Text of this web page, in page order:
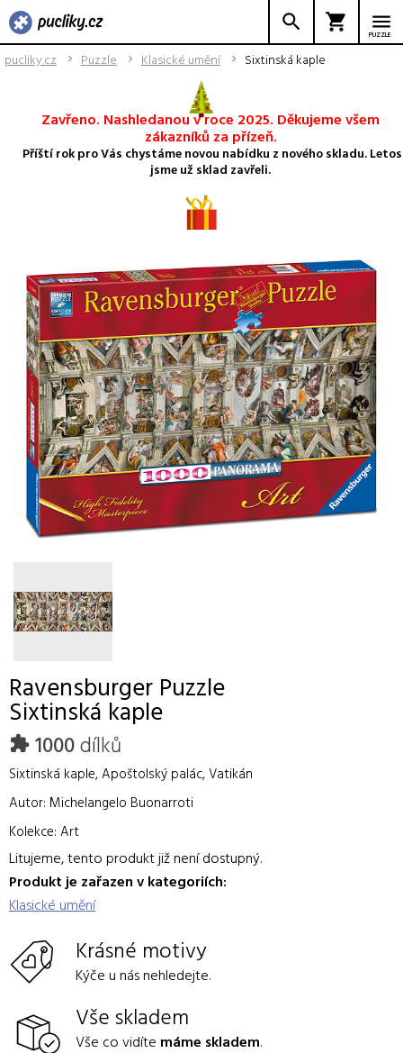
PUZZLE
pucliky.cz Puzzle Klasické umění Sixtinská kaple
Zavřeno. Nashledanou v roce 2025. Děkujeme všem
zákazníků za přízeň.
Příští rok pro Vás chystáme novou nabídku z nového skladu. Letos
jsme už sklad zavřeli.
Ravensburger Puzzle
Sixtinská kaple
1000dílků
Sixtinská kaple, Apoštolský palác, Vatikán
Autor: Michelangelo Buonarroti
Kolekce: Art
Litujeme, tento produkt již není dostupný.
Produkt je zařazen v kategoriích:
Klasické umění
Krásné motivy
Kýče u nás nehledejte.
Vše skladem
Vše co vidíte máme skladem.